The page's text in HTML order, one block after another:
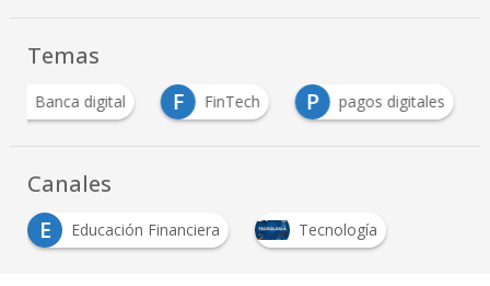
Temas
Banca digital F FinTech P pagos digitales
Canales
E
Educación Financiera Tecnología